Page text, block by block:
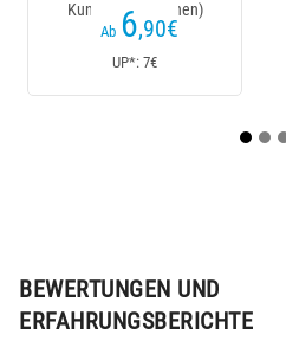
Kundenrezensionen)
16 ,90 €
UP*: 16,90€
BEWERTUNGEN UND
ERFAHRUNGSBERICHTE